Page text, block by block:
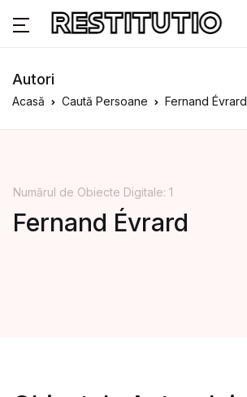
Autori
Acasă Caută Persoane Fernand Évrard
Numărul de Obiecte Digitale: 1
Fernand Évrard